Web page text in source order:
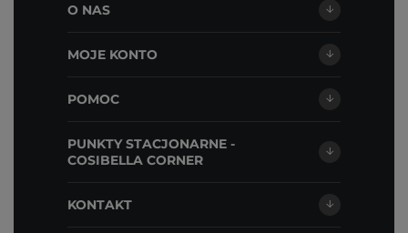
O NAS
MOJE KONTO
POMOC
PUNKTY STACJONARNE -
COSIBELLA CORNER
KONTAKT